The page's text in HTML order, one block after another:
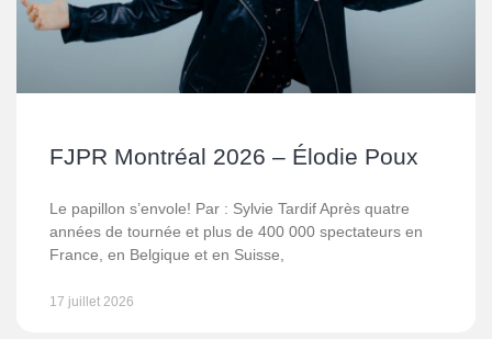
FJPR Montréal 2026 – Élodie Poux
Le papillon s’envole! Par : Sylvie Tardif Après quatre
années de tournée et plus de 400 000 spectateurs en
France, en Belgique et en Suisse,
17 juillet 2026